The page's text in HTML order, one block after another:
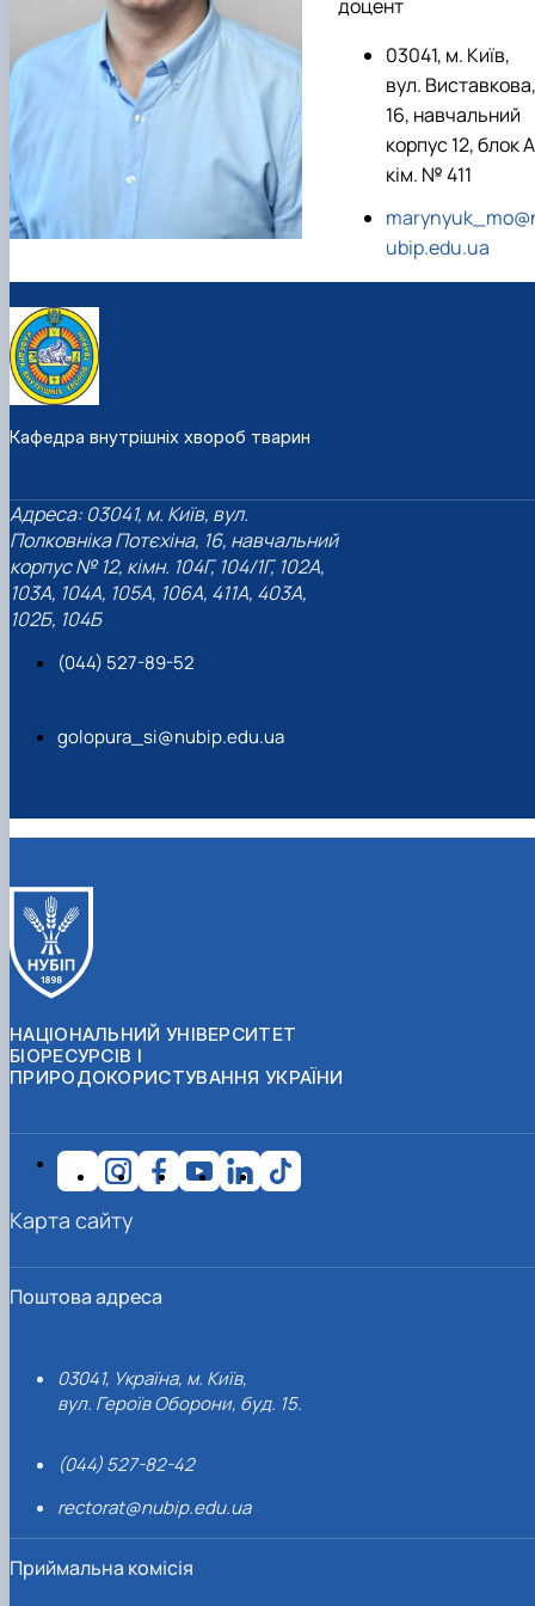
доцент
03041, м. Київ,
вул. Виставкова,
16, навчальний
корпус 12, блок
кім. № 411
ubip.edu.ua
Кафедра внутрішніх хвороб тварин
Адреса: 03041, м. Київ, вул.
Полковніка Потєхіна, 16, навчальний
корпус № 12, кімн. 104Г, 104/1Г, 102А,
103А, 104А, 105А, 106А, 411А, 403А,
102Б, 104Б
(044) 527-89-52
golopura_si@nubip.edu.ua
НАЦІОНАЛЬНИЙ УНІВЕРСИТЕТ
БІОРЕСУРСІВ І
ПРИРОДОКОРИСТУВАННЯ УКРАЇНИ
Поштова адреса
03041, Україна, м. Київ,
вул. Героїв Оборони, буд. 15.
(044) 527-82-42
rectorat@nubip.edu.ua
Приймальна комісія
Карта сайту